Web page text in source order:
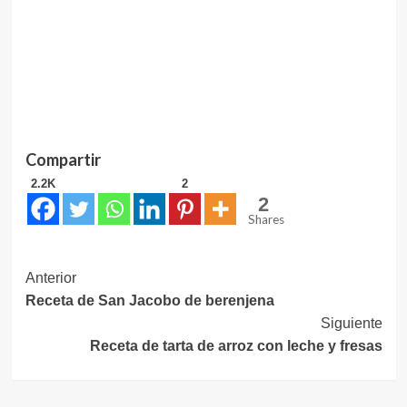
Compartir
2.2K 2
2
Shares
Navegación
de
entradas
Anterior
Receta de San Jacobo de berenjena
Siguiente
Receta de tarta de arroz con leche y fresas